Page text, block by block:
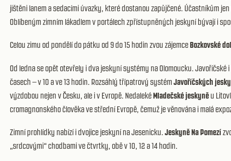
jištěni lanem a sedacími úvazky, které dostanou zapůjčené. Účastníkům
Oblíbeným zimním lákadlem v portálech zpřístupněných jeskyní bývají i
Celou zimu od pondělí do pátku od 9 do 15 hodin zvou zájemceBozkovské
Od ledna se opět otevřely i dva jeskyní systémy na Olomoucku.
časech – v 10 a ve 13 hodin. Rozsáhlý třípatrový systém Javoříčských
výzdobou nejen v Česku, ale i v Evropě. NedalekéMladečské jeskyně u
cromagnonského člověka ve střední Evropě, čemuž je věnována i malá
Zimní prohlídky nabízí i dvojice jeskyní na Jesenicku. Jeskyně Na Pomezí
„srdcovými“ chodbami ve čtvrtky, obě v 10, 12 a 14 hodin.